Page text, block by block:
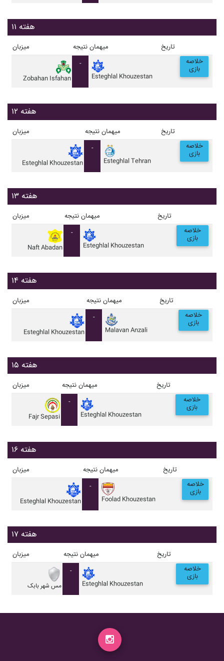
هفته ۱۱
میزبان نتیجه میهمان تاریخ
Zobahan Isfahan
-
Esteghlal Khouzestan
خلاصه
بازی
هفته ۱۲
میزبان نتیجه میهمان تاریخ
Esteghlal Khouzestan
-
Esteghlal Tehran
خلاصه
بازی
هفته ۱۳
میزبان نتیجه میهمان تاریخ
Naft Abadan
-
Esteghlal Khouzestan
خلاصه
بازی
هفته ۱۴
میزبان نتیجه میهمان تاریخ
Esteghlal Khouzestan
-
Malavan Anzali
خلاصه
بازی
هفته ۱۵
میزبان نتیجه میهمان تاریخ
Fajr Sepasi
-
Esteghlal Khouzestan
خلاصه
بازی
هفته ۱۶
میزبان نتیجه میهمان تاریخ
Esteghlal Khouzestan
-
Foolad Khouzestan
خلاصه
بازی
هفته ۱۷
میزبان نتیجه میهمان تاریخ
مس شهر بابک
-
Esteghlal Khouzestan
خلاصه
بازی